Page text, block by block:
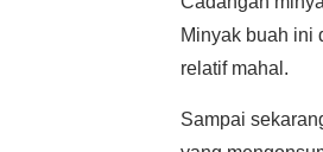
Minyak buah ini
relatif mahal.
Sampai